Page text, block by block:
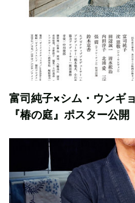
富司純子×シム・ウンギ
『椿の庭』ポスター公開